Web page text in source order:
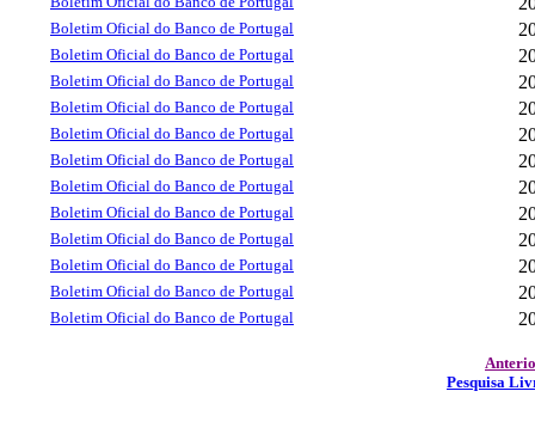
Boletim Oficial do Banco de Portugal
Boletim Oficial do Banco de Portugal
Boletim Oficial do Banco de Portugal
Boletim Oficial do Banco de Portugal
Boletim Oficial do Banco de Portugal
Boletim Oficial do Banco de Portugal
Boletim Oficial do Banco de Portugal
Boletim Oficial do Banco de Portugal
Boletim Oficial do Banco de Portugal
Boletim Oficial do Banco de Portugal
Boletim Oficial do Banco de Portugal
Boletim Oficial do Banco de Portugal
Pesquisa